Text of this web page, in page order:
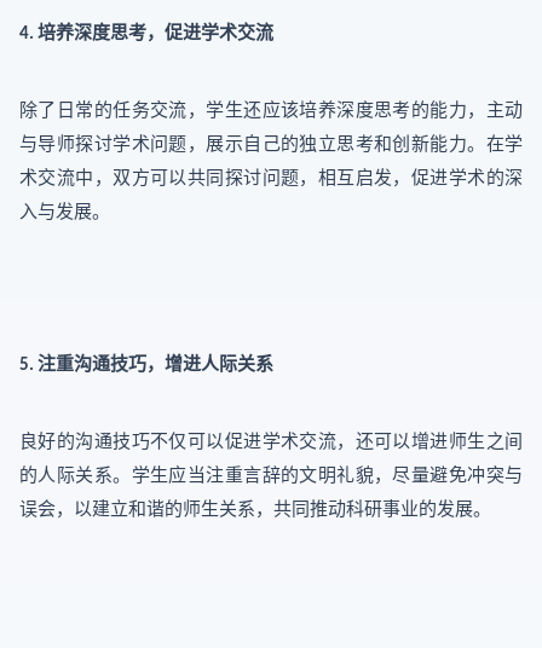
4. 培养深度思考，促进学术交流
除了日常的任务交流，学生还应该培养深度思考的能力，主动
与导师探讨学术问题，展示自己的独立思考和创新能力。在学
术交流中，双方可以共同探讨问题，相互启发，促进学术的深
入与发展。
5. 注重沟通技巧，增进人际关系
良好的沟通技巧不仅可以促进学术交流，还可以增进师生之间
的人际关系。学生应当注重言辞的文明礼貌，尽量避免冲突与
误会，以建立和谐的师生关系，共同推动科研事业的发展。